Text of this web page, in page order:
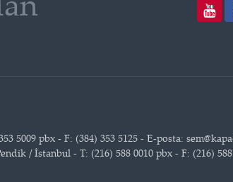
5009 pbx - F: (384) 353 5125 - E-posta:
/ İstanbul - T: (216) 588 0010 pbx - F: (216) 588